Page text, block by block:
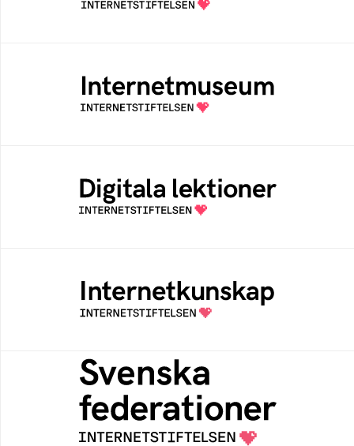
Internetstiftelsen
Ett digitalt museum som byggts, och kureras
av Internetstiftelsen
Öppen digital lärresurs med färdiga lektioner
för alla stadier i grundskolan
Samlad kunskap som hjälper dig att bli en
säker och medveten internetanvändare
Svenska federationer
Grunden för medlemskap i en sektors- eller
kontextspecifik federation